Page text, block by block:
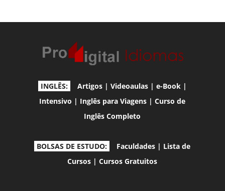
INGLÊS: Artigos| Videoaulas| e-Book|
Intensivo | Inglês para Viagens |Curso de
Inglês Completo
BOLSAS DE ESTUDO: Faculdades | Lista de
Cursos |Cursos Gratuitos